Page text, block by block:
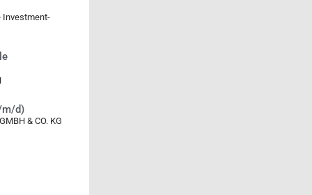
Investment-
m/d)
& CO. KG